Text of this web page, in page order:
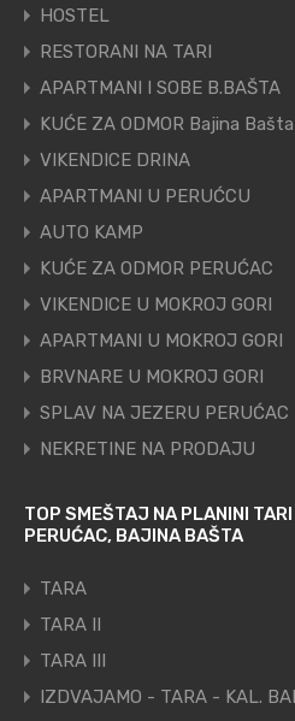
HOSTEL
RESTORANI NA TARI
APARTMANI I SOBE B.BAŠTA
KUĆE ZA ODMOR Bajina Bašta
VIKENDICE DRINA
APARTMANI U PERUĆCU
AUTO KAMP
KUĆE ZA ODMOR PERUĆAC
VIKENDICE U MOKROJ GORI
APARTMANI U MOKROJ GORI
BRVNARE U MOKROJ GORI
SPLAV NA JEZERU PERUĆAC
NEKRETINE NA PRODAJU
TOP SMEŠTAJ NA PLANINI
PERUĆAC, BAJINA BAŠTA
TARA
TARA II
TARA III
IZDVAJAMO - TARA - KAL.